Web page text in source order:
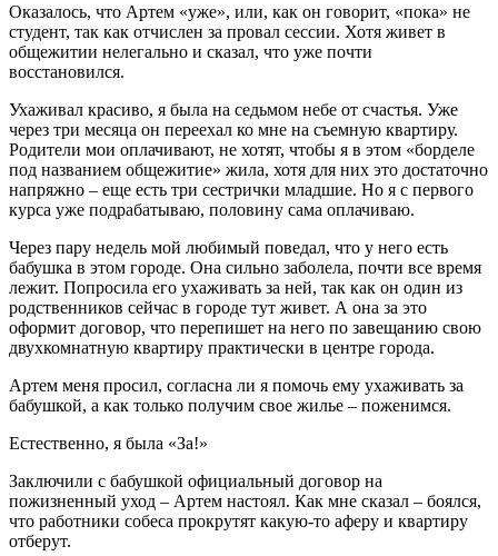
Оказалось, что Артем «уже», или, как он говорит, «пока» не
студент, так как отчислен за провал сессии. Хотя живет в
общежитии нелегально и сказал, что уже почти
восстановился.
Ухаживал красиво, я была на седьмом небе от счастья. Уже
через три месяца он переехал ко мне на съемную квартиру.
Родители мои оплачивают, не хотят, чтобы я в этом «борделе
под названием общежитие» жила, хотя для них это достаточно
напряжно – еще есть три сестрички младшие. Но я с первого
курса уже подрабатываю, половину сама оплачиваю.
Через пару недель мой любимый поведал, что у него есть
бабушка в этом городе. Она сильно заболела, почти все время
лежит. Попросила его ухаживать за ней, так как он один из
родственников сейчас в городе тут живет. А она за это
оформит договор, что перепишет на него по завещанию свою
двухкомнатную квартиру практически в центре города.
Артем меня просил, согласна ли я помочь ему ухаживать за
бабушкой, а как только получим свое жилье – поженимся.
Естественно, я была «За!»
Заключили с бабушкой официальный договор на
пожизненный уход – Артем настоял. Как мне сказал – боялся,
что работники собеса прокрутят какую-то аферу и квартиру
отберут.